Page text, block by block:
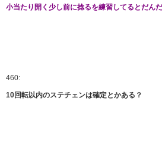
小当たり開く少し前に捻るを練習してるとだん
460:
10回転以内のステチェンは確定とかある？